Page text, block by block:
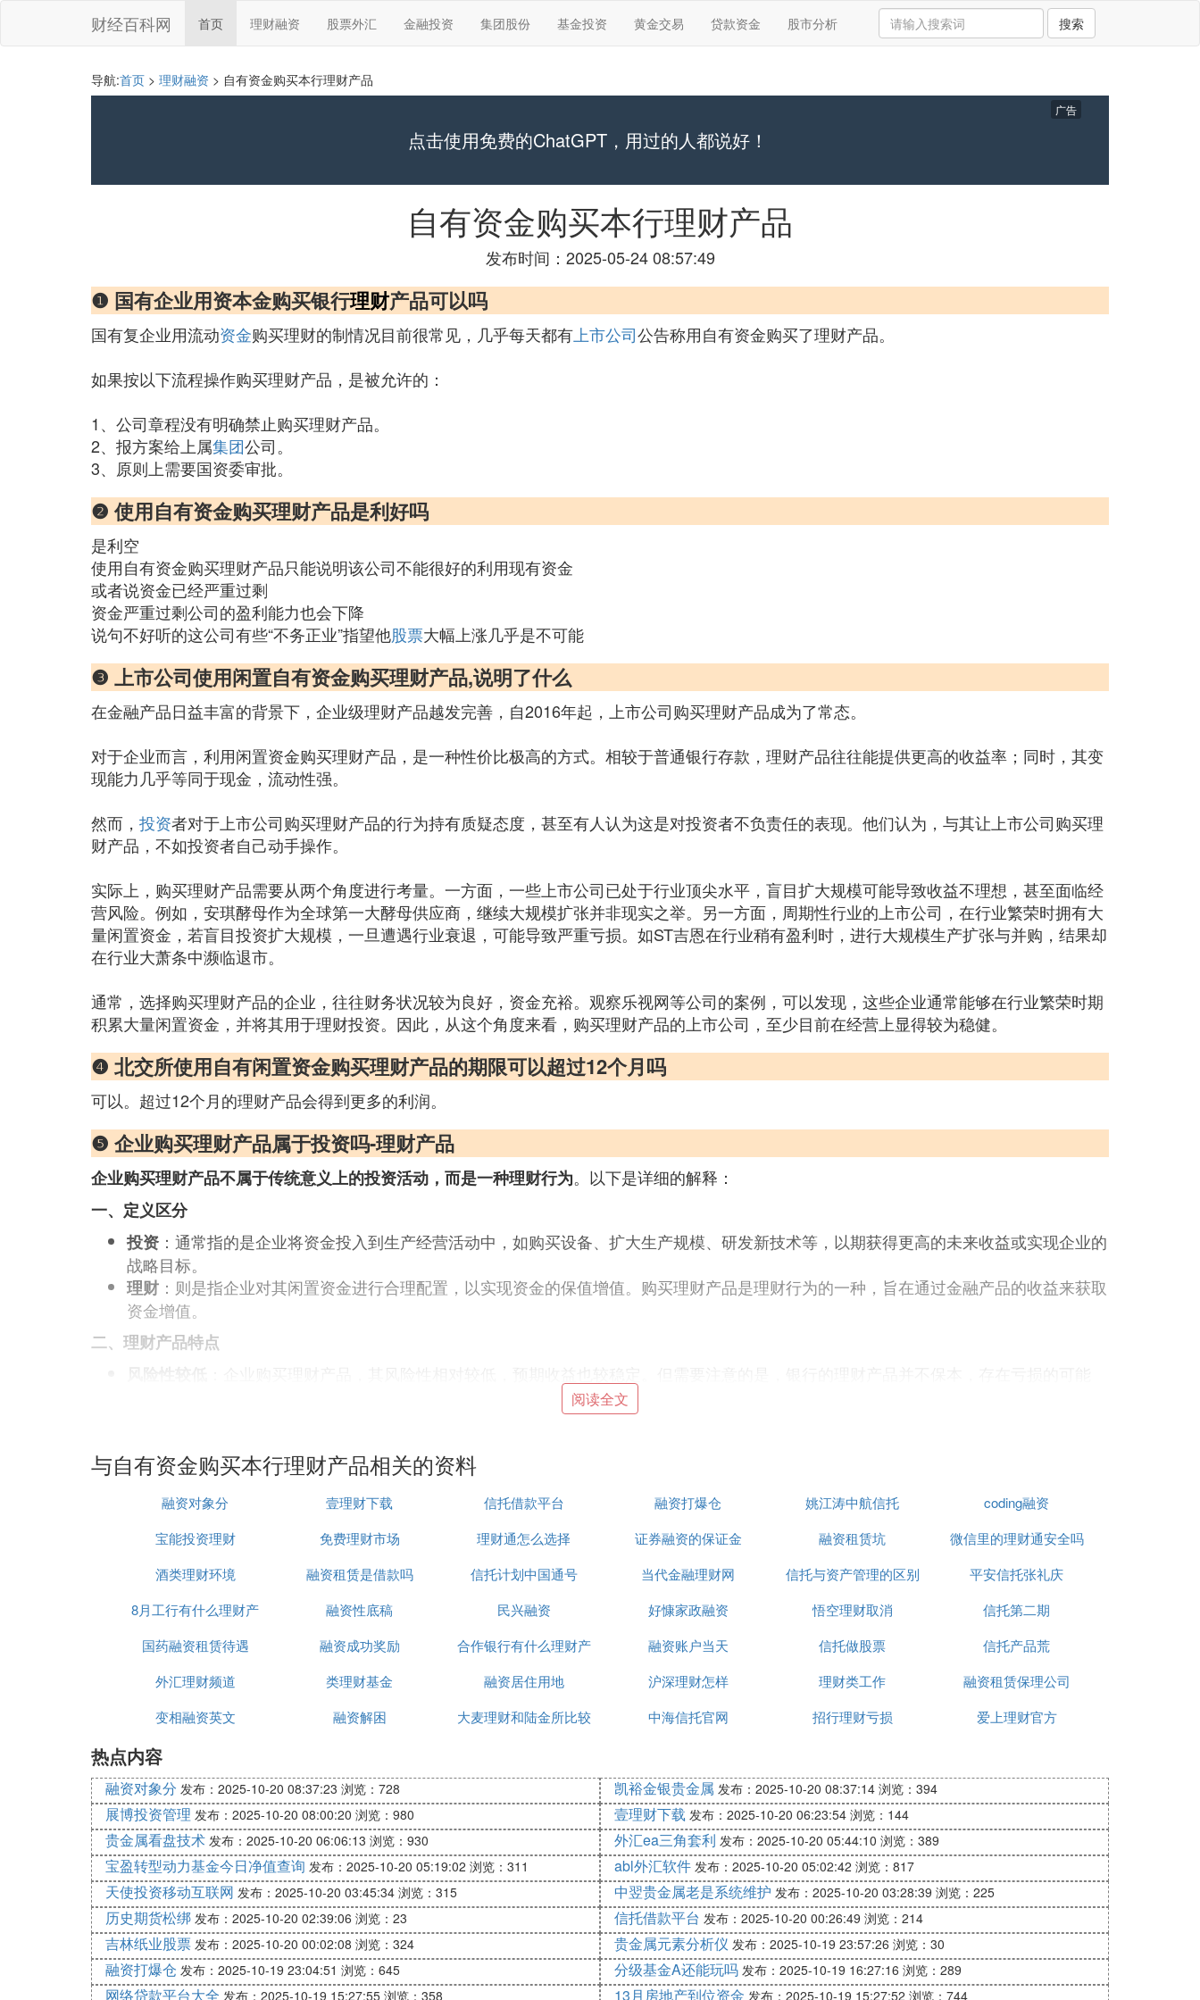
财经百科网 首页 理财融资 股票外汇 金融投资 集团股份 基金投资 黄金交易 贷款资金 股市分析 搜索
导航:首页 > 理财融资 > 自有资金购买本行理财产品
点击使用免费的ChatGPT，用过的人都说好！
广告
自有资金购买本行理财产品
发布时间：2025-05-24 08:57:49
❶ 国有企业用资本金购买银行理财产品可以吗
国有复企业用流动资金购买理财的制情况目前很常见，几乎每天都有 上市公司公告称用自有资金购买了理财产品。
如果按以下流程操作购买理财产品，是被允许的：
1、公司章程没有明确禁止购买理财产品。
2、报方案给上属集团公司。
3、原则上需要国资委审批。
❷ 使用自有资金购买理财产品是利好吗
是利空
使用自有资金购买理财产品只能说明该公司不能很好的利用现有资金
或者说资金已经严重过剩
资金严重过剩公司的盈利能力也会下降
说句不好听的这公司有些“不务正业”指望他股票大幅上涨几乎是不可能
❸ 上市公司使用闲置自有资金购买理财产品,说明了什么
在金融产品日益丰富的背景下，企业级理财产品越发完善，自2016年起，上市公司购买理财产品成为了常态。
对于企业而言，利用闲置资金购买理财产品，是一种性价比极高的方式。相较于普通银行存款，理财产品往往能提供更高的收益率；同时，其变
现能力几乎等同于现金，流动性强。
然而， 投资者对于上市公司购买理财产品的行为持有质疑态度，甚至有人认为这是对投资者不负责任的表现。他们认为，与其让上市公司购买理
财产品，不如投资者自己动手操作。
实际上，购买理财产品需要从两个角度进行考量。一方面，一些上市公司已处于行业顶尖水平，盲目扩大规模可能导致收益不理想，甚至面临经
营风险。例如，安琪酵母作为全球第一大酵母供应商，继续大规模扩张并非现实之举。另一方面，周期性行业的上市公司，在行业繁荣时拥有大
量闲置资金，若盲目投资扩大规模，一旦遭遇行业衰退，可能导致严重亏损。如ST吉恩在行业稍有盈利时，进行大规模生产扩张与并购，结果却
在行业大萧条中濒临退市。
通常，选择购买理财产品的企业，往往财务状况较为良好，资金充裕。观察乐视网等公司的案例，可以发现，这些企业通常能够在行业繁荣时期
积累大量闲置资金，并将其用于理财投资。因此，从这个角度来看，购买理财产品的上市公司，至少目前在经营上显得较为稳健。
❹ 北交所使用自有闲置资金购买理财产品的期限可以超过12个月吗
可以。超过12个月的理财产品会得到更多的利润。
❺ 企业购买理财产品属于投资吗-理财产品
企业购买理财产品不属于传统意义上的投资活动，而是一种理财行为。以下是详细的解释：
一、定义区分
投资 ：通常指的是企业将资金投入到生产经营活动中，如购买设备、扩大生产规模、研发新技术等，以期获得更高的未来收益或实现企业的
战略目标。
理财 ：则是指企业对其闲置资金进行合理配置，以实现资金的保值增值。购买理财产品是理财行为的一种，旨在通过金融产品的收益来获取
资金增值。
二、理财产品特点
：与直接投资相比，购买理财产品的收益通常较为有限。企业需要拥有一定的自有资金才能购买理财产品，且购买资金要求较高。
三、企业购买理财产品的风险
经营风险 ：企业在购买理财产品时，需要考虑自身的经营状况和风险承受能力，避免因经营风险而选择不当的理财产品。
产品风险：理财产品的收益和风险因产品而异，企业需要仔细评估产品的风险等级和收益情况，选择适合自己的理财产品。
流动性风险：企业在购买理财产品前，需要充分考虑产品的流动性，避免因流动性不足而引发的风险。
❻ 上市公司利用闲置资金购买理财产品对股民是好事还是坏事
不少股民，往往认为上市公司“利用闲置资金购买理财产品”的行为，是一种不务正业的行为。其实，从利润增长的角度看，上市公司的这类操
作，属于一种相对中性的行为。
正常情况下，上市公司往往都能及时收回理财产品的本金、获得相应的利息。这类利息收入，最终会被纳入上市公司的利润累积当中。从这个角
度看，上市公司的相应理财行为，对股民是件好事。
不过，上市公司的理财操作不应当过于频繁。如果一家公司频繁利用闲置资金购买理财产品，就说明该公司的生产效率不高，资金大量闲置，而
这对于投资者来说并不是个长期的利好。
❼ 国有企业资金是否可以用于购买理财产品
央企也是企业，如果有自有资金购买一般都是可以的。如果有限制看企业所在行业监管有没有相关限制规定；本企业有没有相关限制规定，比如
说董事会决议事项里有没有此项；如果是央企下级公司，要看集团对下级公司有没有相关限制规定，是否需要报批等。
❽ 【请问】上市公司利用可用自有闲置资金投资理财产品，是利好还是利空啊
是利好（即利多）还是利空需要根据上市公司投资的理财产品的市场行情具体而定。分两种情况，具体如下：
阅读全文
与自有资金购买本行理财产品相关的资料
融资对象分 壹理财下载 信托借款平台 融资打爆仓 姚江涛中航信托
coding融资
宝能投资理财
免费理财市场 理财通怎么选择 证券融资的保证金 融资租赁坑
微信里的理财通安全吗
酒类理财环境
融资租赁是借款吗 信托计划中国通号 当代金融理财网 信托与资产管理的区别
平安信托张礼庆
8月工行有什么理财产
品
融资性底稿 民兴融资 好慷家政融资 悟空理财取消
信托第二期
国药融资租赁待遇
融资成功奖励
合作银行有什么理财产
品
融资账户当天 信托做股票
信托产品荒
外汇理财频道
类理财基金 融资居住用地 沪深理财怎样 理财类工作
融资租赁保理公司
变相融资英文
融资解困 大麦理财和陆金所比较 中海信托官网 招行理财亏损 爱上理财官方
热点内容
融资对象分 发布：2025-10-20 08:37:23 浏览：728 凯裕金银贵金属 发布：2025-10-20 08:37:14 浏览：394
展博投资管理 发布：2025-10-20 08:00:20 浏览：980 壹理财下载 发布：2025-10-20 06:23:54 浏览：144
贵金属看盘技术 发布：2025-10-20 06:06:13 浏览：930 外汇ea三角套利 发布：2025-10-20 05:44:10 浏览：389
宝盈转型动力基金今日净值查询 发布：2025-10-20 05:19:02 浏览：311 abl外汇软件 发布：2025-10-20 05:02:42 浏览：817
天使投资移动互联网 发布：2025-10-20 03:45:34 浏览：315 中翌贵金属老是系统维护 发布：2025-10-20 03:28:39 浏览：225
历史期货松绑 发布：2025-10-20 02:39:06 浏览：23 信托借款平台 发布：2025-10-20 00:26:49 浏览：214
吉林纸业股票 发布：2025-10-20 00:02:08 浏览：324 贵金属元素分析仪 发布：2025-10-19 23:57:26 浏览：30
融资打爆仓 发布：2025-10-19 23:04:51 浏览：645 分级基金A还能玩吗 发布：2025-10-19 16:27:16 浏览：289
网络贷款平台大全 发布：2025-10-19 15:27:55 浏览：358 13月房地产到位资金 发布：2025-10-19 15:27:52 浏览：744